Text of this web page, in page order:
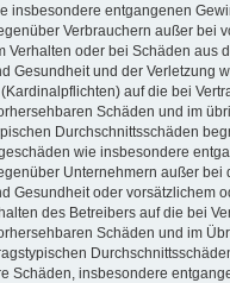
insbesondere entgangenen
Verbrauchern außer bei
Verhalten oder bei Schäden aus
Gesundheit und der Verletzung
auf die bei
Schäden und im
Durchschnittsschäden
wie insbesondere
Unternehmern außer bei
Gesundheit oder vorsätzlichem
des Betreibers auf die bei
Schäden und im
Schäden, insbesondere